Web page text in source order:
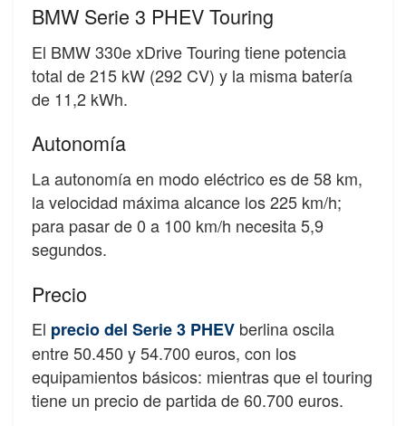
BMW Serie 3 PHEV Touring
El BMW 330e xDrive Touring tiene potencia
total de 215 kW (292 CV) y la misma batería
de 11,2 kWh.
Autonomía
La autonomía en modo eléctrico es de 58 km,
la velocidad máxima alcance los 225 km/h;
para pasar de 0 a 100 km/h necesita 5,9
segundos.
Precio
El precio del Serie 3 PHEV berlina oscila
entre 50.450 y 54.700 euros, con los
equipamientos básicos: mientras que el touring
tiene un precio de partida de 60.700 euros.